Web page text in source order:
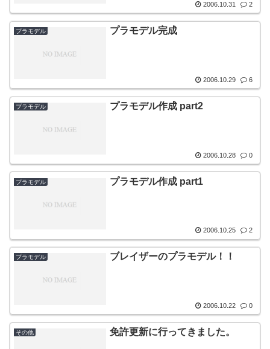
2006.10.31 2
プラモデル プラモデル完成
2006.10.29 6
プラモデル プラモデル作成 part2
2006.10.28 0
プラモデル プラモデル作成 part1
2006.10.25 2
プラモデル ブレイザーのプラモデル！！
2006.10.22 0
その他 免許更新に行ってきました。